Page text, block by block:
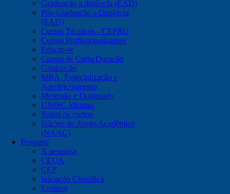
Graduação a distância (EAD)
Pós-Graduação a Distância
(EAD)
Cursos Técnicos - CEPRU
Cursos Profissionalizantes
Educar-se
Cursos de Curta Duração
Graduação
MBA, Especialização e
Aperfeiçoamento
Mestrado e Doutorado
UNISC Idiomas
Todos os cursos
Núcleo de Apoio Acadêmico
(NAAC)
Pesquisa
A pesquisa
CEUA
CEP
Iniciação Científica
Eventos